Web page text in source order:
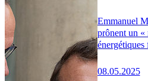
Emmanuel
prônent un «
énergétiques
08.05.2025